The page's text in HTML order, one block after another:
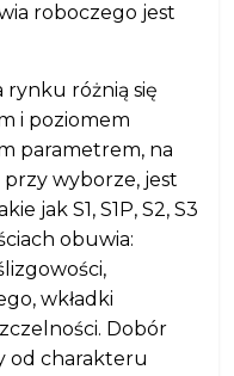
roboczego jest
różnią się
i poziomem
parametrem, na
wyborze, jest
jak S1, S1P, S2, S3
obuwia:
wkładki
Dobór
od charakteru